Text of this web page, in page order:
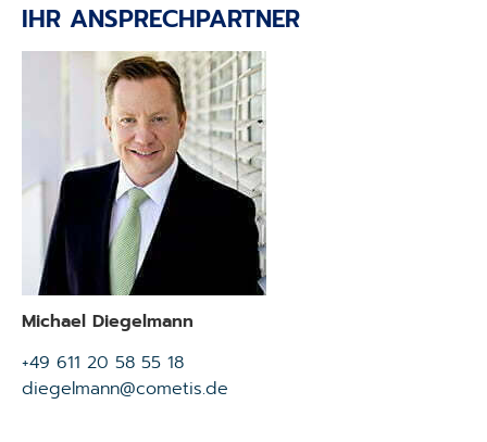
IHR ANSPRECHPARTNER
Michael Diegelmann
+49 611 20 58 55 18
diegelmann@cometis.de